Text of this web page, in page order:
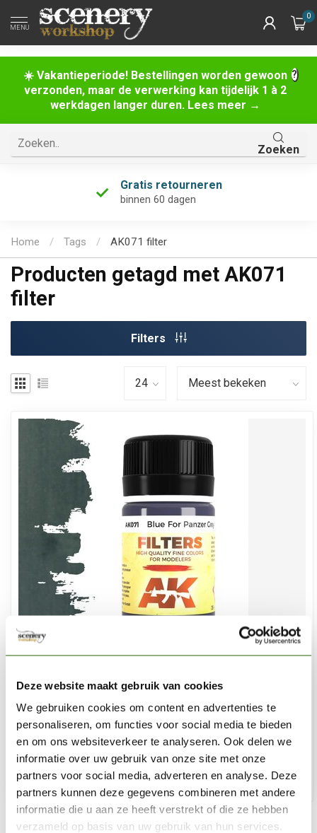
Deze website maakt gebruik van cookies
We gebruiken cookies om content en advertenties te
personaliseren, om functies voor social media te bieden
en om ons websiteverkeer te analyseren. Ook delen we
informatie over uw gebruik van onze site met onze
partners voor social media, adverteren en analyse. Deze
partners kunnen deze gegevens combineren met andere
informatie die u aan ze heeft verstrekt of die ze hebben
verzameld op basis van uw gebruik van hun services.
☀️ Vakantieperiode! Bestellingen worden gewoon
verzonden, maar de verwerking kan tijdelijk 1 à 2
werkdagen langer duren. Lees meer →
MENU
0
Zoeken
Gratis retourneren
binnen 60 dagen
Home / Tags / AK071 filter
Producten getagd met AK071
filter
Filters
Filter For Panzer Grey Vehicles - Weathering Filter - 35ml
- AK071
€3,75
Niet op voorraad